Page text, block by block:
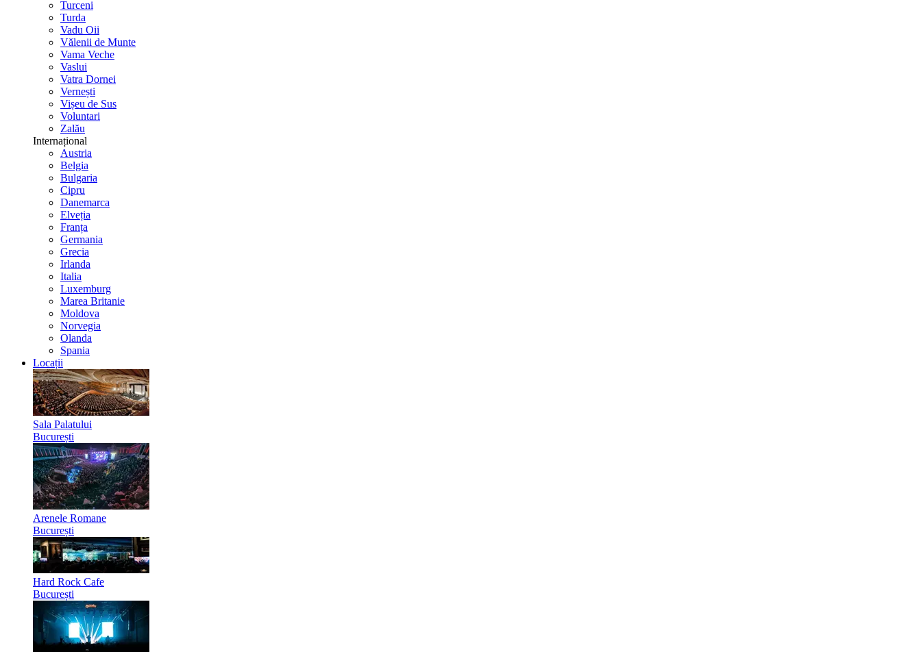
Turceni
Turda
Vadu Oii
Vălenii de Munte
Vama Veche
Vaslui
Vatra Dornei
Vernești
Vișeu de Sus
Voluntari
Zalău
Internațional
Austria
Belgia
Bulgaria
Cipru
Danemarca
Elveția
Franța
Germania
Grecia
Irlanda
Italia
Luxemburg
Marea Britanie
Moldova
Norvegia
Olanda
Spania
Locații
Sala Palatului
București
Arenele Romane
București
Hard Rock Cafe
București